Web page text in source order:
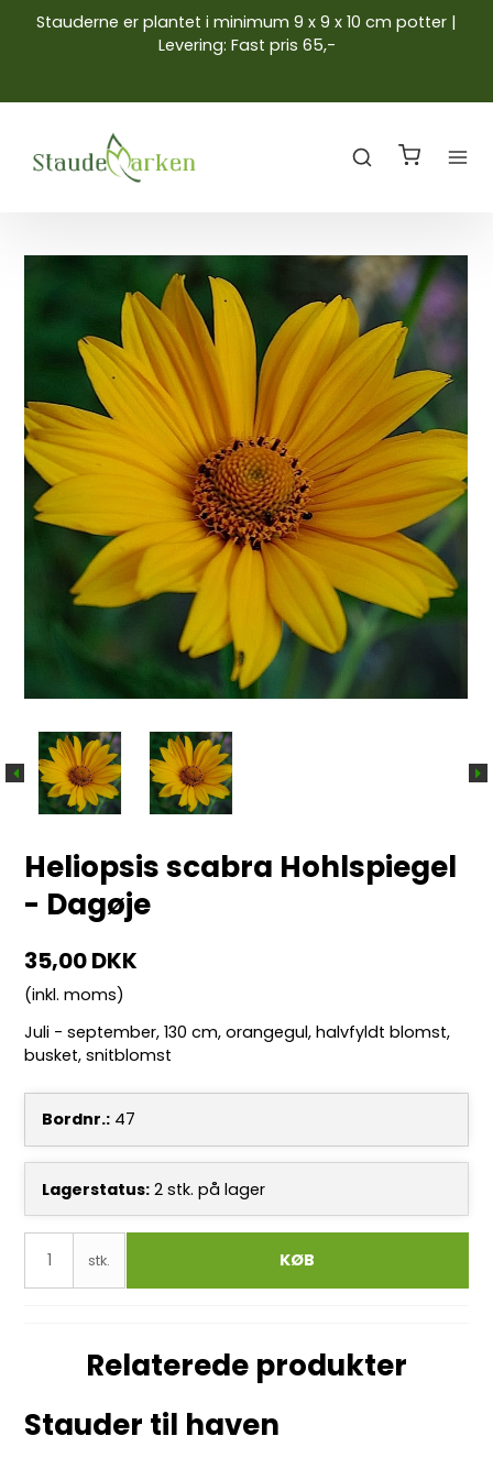
Stauderne er plantet i minimum 9 x 9 x 10 cm potter |
Levering: Fast pris 65,-
Heliopsis scabra Hohlspiegel
- Dagøje
35,00 DKK
(inkl. moms)
Juli - september, 130 cm, orangegul, halvfyldt blomst,
busket, snitblomst
Bordnr.: 47
Lagerstatus: 2 stk. på lager
stk. KØB
Relaterede produkter
Stauder til haven